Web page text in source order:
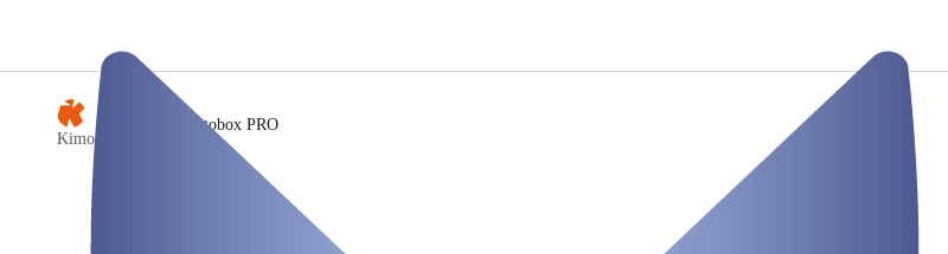
Kimodo Fotobox
Fotobox PRO